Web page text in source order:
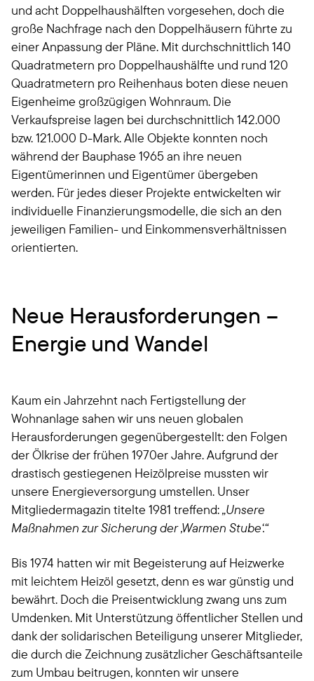
und acht Doppelhaushälften vorgesehen, doch die
große Nachfrage nach den Doppelhäusern führte zu
einer Anpassung der Pläne. Mit durchschnittlich 140
Quadratmetern pro Doppelhaushälfte und rund 120
Quadratmetern pro Reihenhaus boten diese neuen
Eigenheime großzügigen Wohnraum. Die
Verkaufspreise lagen bei durchschnittlich 142.000
bzw. 121.000 D-Mark. Alle Objekte konnten noch
während der Bauphase 1965 an ihre neuen
Eigentümerinnen und Eigentümer übergeben
werden. Für jedes dieser Projekte entwickelten wir
individuelle Finanzierungsmodelle, die sich an den
jeweiligen Familien- und Einkommensverhältnissen
orientierten.
Neue Herausforderungen –
Energie und Wandel
Kaum ein Jahrzehnt nach Fertigstellung der
Wohnanlage sahen wir uns neuen globalen
Herausforderungen gegenübergestellt: den Folgen
der Ölkrise der frühen 1970er Jahre. Aufgrund der
drastisch gestiegenen Heizölpreise mussten wir
unsere Energieversorgung umstellen. Unser
Mitgliedermagazin titelte 1981 treffend:„Unsere
Maßnahmen zur Sicherung der ‚Warmen Stube‘.“
Bis 1974 hatten wir mit Begeisterung auf Heizwerke
mit leichtem Heizöl gesetzt, denn es war günstig und
bewährt. Doch die Preisentwicklung zwang uns zum
Umdenken. Mit Unterstützung öffentlicher Stellen und
dank der solidarischen Beteiligung unserer Mitglieder,
die durch die Zeichnung zusätzlicher Geschäftsanteile
zum Umbau beitrugen, konnten wir unsere